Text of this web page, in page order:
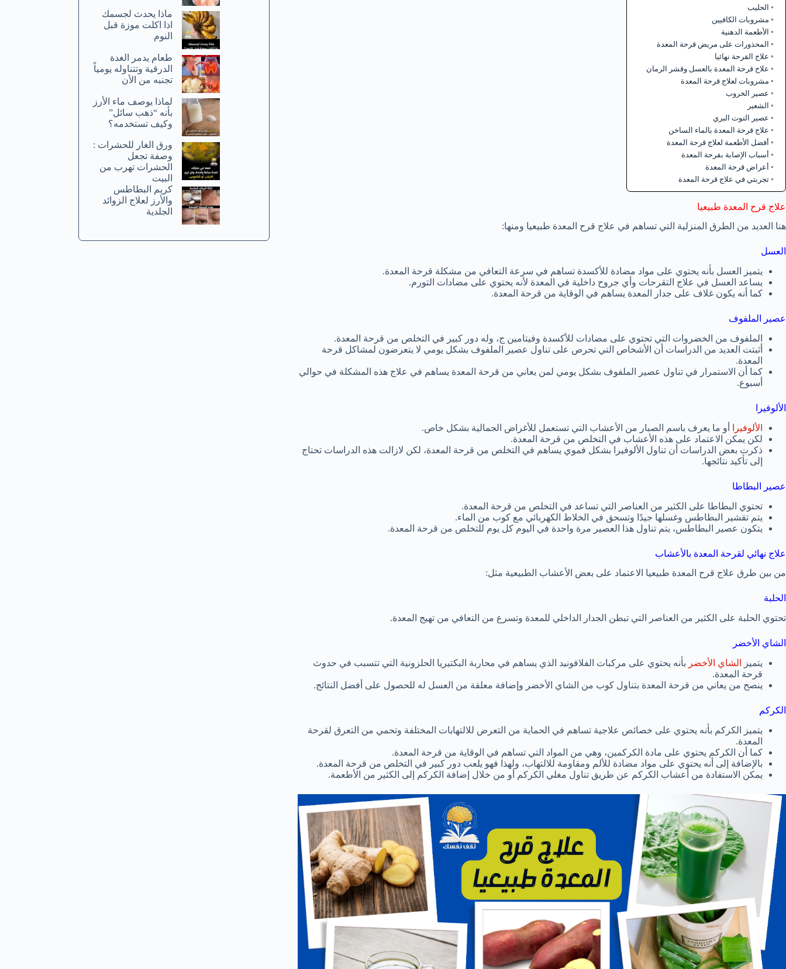
الحليب
مشروبات الكافيين
الأطعمة الدهنية
المحذورات على مريض قرحة المعدة
علاج القرحة نهائيا
علاج قرحة المعدة بالعسل وقشر الرمان
مشروبات لعلاج قرحة المعدة
عصير الخروب
الشعير
عصير التوت البري
علاج قرحة المعدة بالماء الساخن
أفضل الأطعمة لعلاج قرحة المعدة
أسباب الإصابة بقرحة المعدة
أعراض قرحة المعدة
تجربتي في علاج قرحة المعدة
علاج قرح المعدة طبيعيا
هنا العديد من الطرق المنزلية التي تساهم في علاج قرح المعدة طبيعيا ومنها:
العسل
يتميز العسل بأنه يحتوي على مواد مضادة للأكسدة تساهم في سرعة التعافي من مشكلة قرحة المعدة.
يساعد العسل في علاج التقرحات وأي جروح داخلية في المعدة لأنه يحتوي على مضادات التورم.
كما أنه يكون غلاف على جدار المعدة يساهم في الوقاية من قرحة المعدة.
عصير الملفوف
الملفوف من الخضروات التي تحتوي على مضادات للأكسدة وفيتامين ج، وله دور كبير في التخلص من قرحة المعدة.
أثبتت العديد من الدراسات أن الأشخاص التي تحرص على تناول عصير الملفوف بشكل يومي لا يتعرضون لمشاكل قرحة
المعدة.
كما أن الاستمرار في تناول عصير الملفوف بشكل يومي لمن يعاني من قرحة المعدة يساهم في علاج هذه المشكلة في حوالي
أسبوع.
الألوفيرا
الألوفيرا
أو ما يعرف باسم الصبار من الأعشاب التي تستعمل للأغراض الجمالية بشكل خاص.
لكن يمكن الاعتماد على هذه الأعشاب في التخلص من قرحة المعدة.
ذكرت بعض الدراسات أن تناول الألوفيرا بشكل فموي يساهم في التخلص من قرحة المعدة، لكن لازالت هذه الدراسات تحتاج
إلى تأكيد نتائجها.
عصير البطاطا
تحتوي البطاطا على الكثير من العناصر التي تساعد في التخلص من قرحة المعدة.
يتم تقشير البطاطس وغسلها جيدًا وتسحق في الخلاط الكهربائي مع كوب من الماء.
يتكون عصير البطاطس، يتم تناول هذا العصير مرة واحدة في اليوم كل يوم للتخلص من قرحة المعدة.
علاج نهائي لقرحة المعدة بالأعشاب
من بين طرق علاج قرح المعدة طبيعيا الاعتماد على بعض الأعشاب الطبيعية مثل:
الحلبة
تحتوي الحلبة على الكثير من العناصر التي تبطن الجدار الداخلي للمعدة وتسرع من التعافي من تهيج المعدة.
الشاي الأخضر
يتميز
الشاي الأخضر بأنه يحتوي على مركبات الفلافونيد الذي يساهم في محاربة البكتيريا الحلزونية التي تتسبب في حدوث
قرحة المعدة.
ينصح من يعاني من قرحة المعدة بتناول كوب من الشاي الأخضر وإضافة معلقة من العسل له للحصول على أفضل النتائج.
الكركم
يتميز الكركم بأنه يحتوي على خصائص علاجية تساهم في الحماية من التعرض للالتهابات المختلفة وتحمي من التعرق لقرحة
المعدة.
كما أن الكركم يحتوي على مادة الكركمين، وهي من المواد التي تساهم في الوقاية من قرحة المعدة.
بالإضافة إلى أنه يحتوي على مواد مضادة للألم ومقاومة للالتهاب، ولهذا فهو يلعب دور كبير في التخلص من قرحة المعدة.
يمكن الاستفادة من أعشاب الكركم عن طريق تناول مغلي الكركم أو من خلال إضافة الكركم إلى الكثير من الأطعمة.
ماذا يحدث لجسمك
اذا اكلت موزة قبل
النوم
طعام يدمر الغدة
الدرقية وتتناوله يومياً
تجنبه من الأن
لماذا يوصف ماء الأرز
بأنه “ذهب سائل”
وكيف تستخدمه؟
ورق الغار للحشرات :
وصفة تجعل
الحشرات تهرب من
البيت
كريم البطاطس
والأرز لعلاج الزوائد
الجلدية